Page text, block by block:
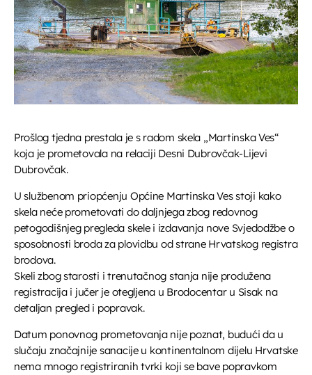
UPRAVO ETERU
Jutarnja kronika
07:00 - 07:30
DANAS NA PROGRAMU
Servisne informacije
07:30 - 07:35
Glazbeni blok
07:35 - 08:00
Prošlog tjedna prestala je s radom skela „Martinska Ves“
koja je prometovala na relaciji Desni Dubrovčak-Lijevi
Dubrovčak.
U službenom priopćenju Općine Martinska Ves stoji kako
skela neće prometovati do daljnjega zbog redovnog
petogodišnjeg pregleda skele i izdavanja nove Svjedodžbe o
sposobnosti broda za plovidbu od strane Hrvatskog registra
brodova.
Skeli zbog starosti i trenutačnog stanja nije produžena
registracija i jučer je otegljena u Brodocentar u Sisak na
detaljan pregled i popravak.
Datum ponovnog prometovanja nije poznat, budući da u
slučaju značajnije sanacije u kontinentalnom dijelu Hrvatske
nema mnogo registriranih tvrki koji se bave popravkom